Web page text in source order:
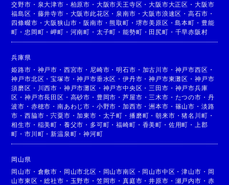
交野市 ・ 泉大津市 ・ 柏原市 ・ 大阪市天王寺区 ・大阪市大正区 ・ 大阪市
福島区 ・ 藤井寺市 ・ 大阪市此花区 ・ 泉南市 ・大阪市浪速区 ・高石市 ・
四條畷市 ・大阪狭山市 ・阪南市 ・熊取町 ・ 堺市美原区 ・島本町 ・ 豊能
町 ・ 忠岡町 ・岬町 ・ 河南町 ・ 太子町 ・能勢町 ・ 田尻町 ・ 千早赤阪村
兵庫県
姫路市 ・ 神戸市 ・ 西宮市 ・ 尼崎市 ・明石市 ・ 加古川市 ・ 神戸市西区 ・
神戸市北区 ・宝塚市 ・神戸市垂水区 ・伊丹市 ・神戸市東灘区 ・ 神戸市
須磨区 ・ 川西市 ・ 神戸市灘区 ・ 神戸市中央区 ・ 三田市 ・ 神戸市兵庫
区 ・神戸市長田区 ・ 高砂市 ・ 豊岡市 ・芦屋市 ・ 三木市 ・ たつの市 ・ 丹
波市 ・ 赤穂市 ・南あわじ市 ・ 小野市 ・加西市 ・洲本市 ・ 篠山市 ・ 淡路
市 ・西脇市 ・宍粟市 ・加東市 ・ 太子町 ・ 播磨町 ・朝来市 ・猪名川町 ・
相生市 ・ 稲美町 ・ 養父市 ・ 多可町 ・福崎町 ・ 香美町 ・ 佐用町 ・
上郡
町 ・市川町 ・新温泉町 ・神河町
岡山県
岡山市 ・ 倉敷市 ・ 岡山市北区 ・ 岡山市南区 ・ 岡山市中区 ・津山市 ・ 岡
山市東区 ・総社市 ・ 玉野市 ・ 笠岡市 ・真庭市 ・井原市 ・ 瀬戸内市 ・ 赤